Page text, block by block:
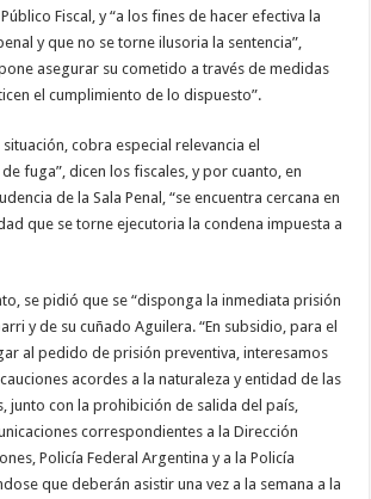
Fiscal, y “a los fines de hacer efectiva la
y que no se torne ilusoria la sentencia”,
asegurar su cometido a través de medidas
el cumplimiento de lo dispuesto”.
situación, cobra especial relevancia el
fuga”, dicen los fiscales, y por cuanto, en
de la Sala Penal, “se encuentra cercana en
que se torne ejecutoria la condena impuesta a
se pidió que se “disponga la inmediata prisión
y de su cuñado Aguilera. “En subsidio, para el
al pedido de prisión preventiva, interesamos
acordes a la naturaleza y entidad de las
junto con la prohibición de salida del país,
correspondientes a la Dirección
Policía Federal Argentina y a la Policía
que deberán asistir una vez a la semana a la